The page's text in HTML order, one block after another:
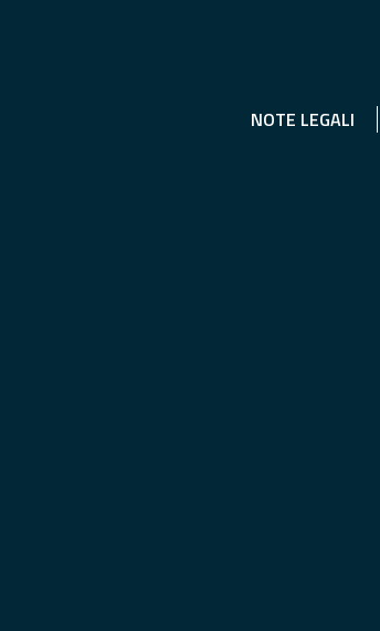
NOTE LEGALI